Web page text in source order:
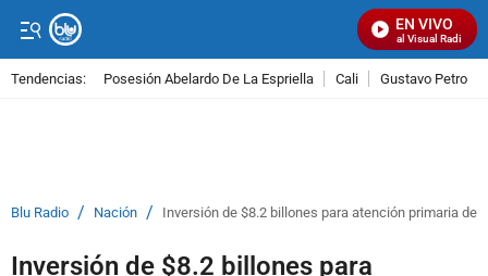
EN VIVO
Señal Visual Radio
Tendencias: Posesión Abelardo De La Espriella Cali Gustavo Petro
Blu Radio / Nación / Inversión de $8.2 billones para atención primaria
Inversión de $8.2 billones para